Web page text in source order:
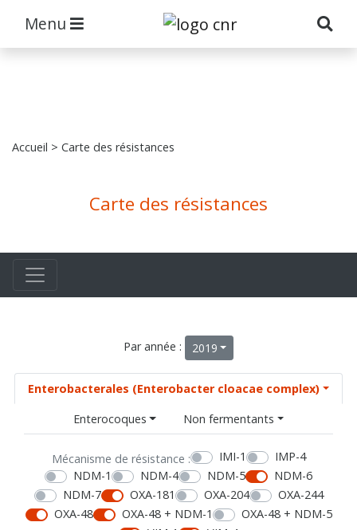
Menu
Accueil > Carte des résistances
Carte des résistances
Par année : 2019
Enterobacterales (Enterobacter cloacae complex)
Enterocoques
Non fermentants
Mécanisme de résistance : IMI-1
IMP-4
NDM-1
NDM-4 NDM-5
NDM-6
NDM-7
OXA-181 OXA-204
OXA-244
OXA-48
OXA-48 + NDM-1
OXA-48 + NDM-5